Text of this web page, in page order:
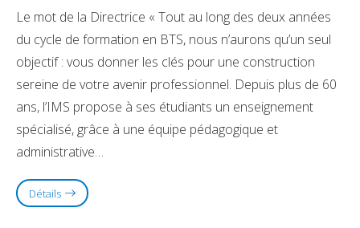
Le mot de la Directrice « Tout au long des deux années
du cycle de formation en BTS, nous n’aurons qu’un seul
objectif : vous donner les clés pour une construction
sereine de votre avenir professionnel. Depuis plus de 60
ans, l’IMS propose à ses étudiants un enseignement
spécialisé, grâce à une équipe pédagogique et
administrative…
Détails